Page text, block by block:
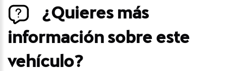
¿Quieres más
información sobre este
vehículo?